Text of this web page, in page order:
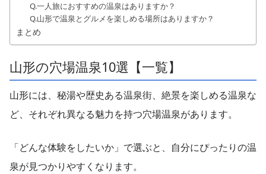
Q.一人旅におすすめの温泉はありますか？
Q.山形で温泉とグルメを楽しめる場所はありますか？
まとめ
山形の穴場温泉10選【一覧】
山形には、秘湯や歴史ある温泉街、絶景を楽しめる温泉な
ど、それぞれ異なる魅力を持つ穴場温泉があります。
「どんな体験をしたいか」で選ぶと、自分にぴったりの温
泉が見つかりやすくなります。